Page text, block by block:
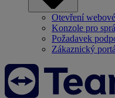
Otevření
Konzole pro
Požadavek
Zákaznický